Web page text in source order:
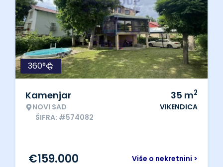
360°
Kamenjar
NOVI SAD
ŠIFRA: #574082
35 m2
VIKENDICA
Više o nekretnini >
€159.000